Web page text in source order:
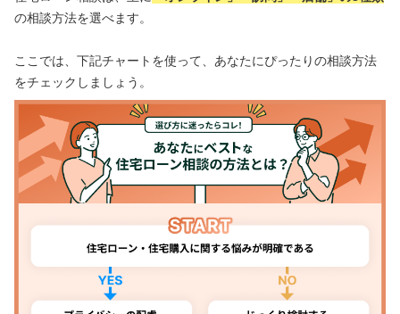
の相談方法を選べます。
ここでは、下記チャートを使って、あなたにぴったりの相談方法
をチェックしましょう。